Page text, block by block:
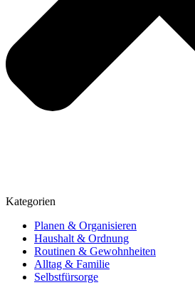
Kategorien
Planen & Organisieren
Haushalt & Ordnung
Routinen & Gewohnheiten
Alltag & Familie
Selbstfürsorge